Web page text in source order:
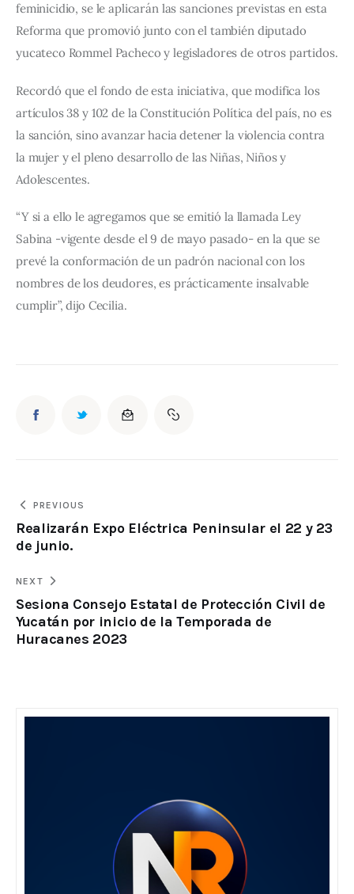
feminicidio, se le aplicarán las sanciones previstas en esta
Reforma que promovió junto con el también diputado
yucateco Rommel Pacheco y legisladores de otros partidos.
Recordó que el fondo de esta iniciativa, que modifica los
artículos 38 y 102 de la Constitución Política del país, no es
la sanción, sino avanzar hacia detener la violencia contra
la mujer y el pleno desarrollo de las Niñas, Niños y
Adolescentes.
“Y si a ello le agregamos que se emitió la llamada Ley
Sabina -vigente desde el 9 de mayo pasado- en la que se
prevé la conformación de un padrón nacional con los
nombres de los deudores, es prácticamente insalvable
cumplir”, dijo Cecilia.
PREVIOUS
Realizarán Expo Eléctrica Peninsular el 22 y 23
de junio.
NEXT
Sesiona Consejo Estatal de Protección Civil de
Yucatán por inicio de la Temporada de
Huracanes 2023